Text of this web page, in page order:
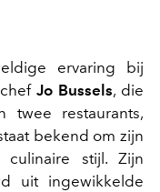
ervaring bij
Jo Bussels, die
twee restaurants,
bekend om zijn
culinaire stijl. Zijn
uit ingewikkelde